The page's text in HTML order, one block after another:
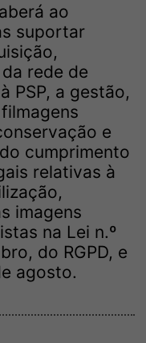
ao
suportar
rede de
PSP, a gestão,
e
cumprimento
relativas à
imagens
na Lei n.º
do RGPD, e
agosto.